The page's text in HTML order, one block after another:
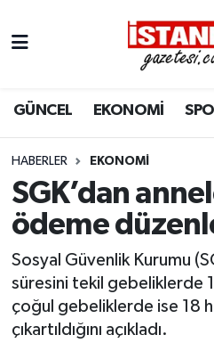
GÜNCEL EKONOMİ
HABERLER EKONOMI
SGK’dan
ödeme
Sosyal Güvenlik Kurumu
süresini tekil gebeliklerde
çoğul gebeliklerde ise 18
çıkartıldığını açıkladı.
EKONOMİ
İSTANBUL
DÜNYA
MAGAZİN
KÜLTÜR SANAT
Nöbetçi Eczaneler
Hava Durumu
Trafik Durumu
Süper Lig Puan
Son Dakika Haberleri
Haber Arşivi